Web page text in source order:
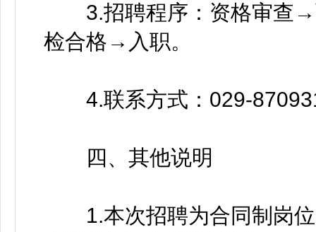
3.招聘程序：资格审查→
检合格→入职。
4.联系方式：029-
四、其他说明
1.本次招聘为合同制岗位